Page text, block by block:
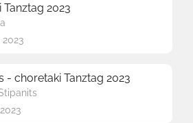
2023
- choretaki Tanztag 2023